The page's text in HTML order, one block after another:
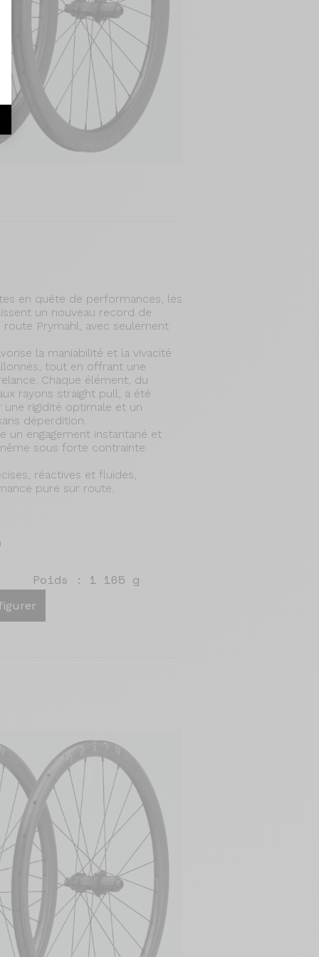
en quête de performances, les
un nouveau record de
route Prymahl, avec seulement
la maniabilité et la vivacité
tout en offrant une
Chaque élément, du
rayons straight pull, a été
rigidité optimale et un
déperdition.
un engagement instantané et
sous forte contrainte.
réactives et fluides,
pure sur route.
Poids : 1 165 g